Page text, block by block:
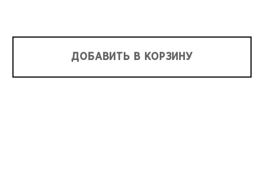
ДОБАВИТЬ В КОРЗИНУ